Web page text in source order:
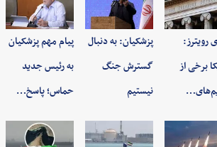
رویترز:
برخی از
پزشکیان: به‌ دنبال
گسترش جنگ
نیستیم
پیام مهم پزشکیان
به رئیس جدید
حماس؛ پاسخ…